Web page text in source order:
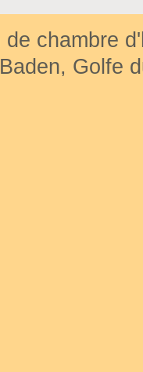
chambre
Baden, Golfe